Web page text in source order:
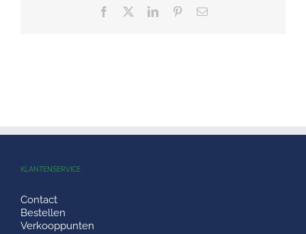
Facebook LinkedInPinterest
E-
KLANTENSERVICE
Contact
Bestellen
Verkooppunten